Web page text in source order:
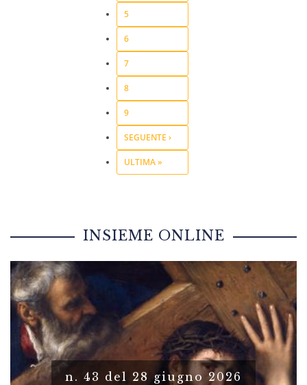
5
6
7
8
9
SEGUENTE ›
ULTIMA »
INSIEME ONLINE
n. 43 del 28 giugno 2026